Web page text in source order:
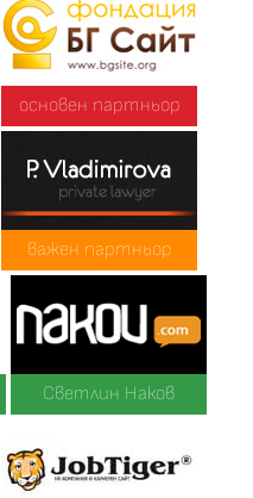
основен партньор
важен партньор
Светлин Наков